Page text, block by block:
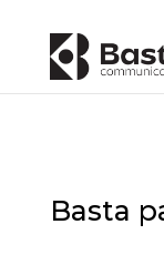
Basta